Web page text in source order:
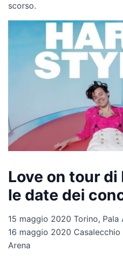
scorso.
Love on tour
le date dei
15 maggio 2020 Torino, Pala
16 maggio 2020
Arena